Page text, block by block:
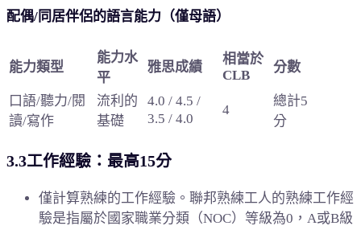
配偶/同居伴侶的語言能力（僅母語）
能力類型
能力水
平
雅思成績
相當於
CLB
分數
口語/聽力/閱
讀/寫作
流利的
基礎
4.0 / 4.5 /
3.5 / 4.0
4
總計5
分
3.3工作經驗：最高15分
僅計算熟練的工作經驗。 聯邦熟練工人的熟練工作經
驗是指屬於國家職業分類（NOC）等級為0，A或B級